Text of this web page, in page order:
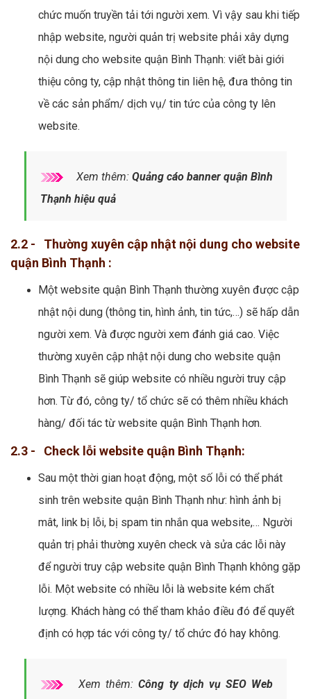
chức muốn truyền tải tới người xem. Vì vậy sau khi tiếp
nhập website, người quản trị website phải xây dựng
nội dung cho website quận Bình Thạnh: viết bài giới
thiệu công ty, cập nhật thông tin liên hệ, đưa thông tin
về các sản phẩm/ dịch vụ/ tin tức của công ty lên
website.
Xem thêm: Quảng cáo banner quận Bình
Thạnh hiệu quả
2.2 - Thường xuyên cập nhật nội dung cho website
quận Bình Thạnh :
Một website quận Bình Thạnh thường xuyên được cập
nhật nội dung (thông tin, hình ảnh, tin tức,…) sẽ hấp dẫn
người xem. Và được người xem đánh giá cao. Việc
thường xuyên cập nhật nội dung cho website quận
Bình Thạnh sẽ giúp website có nhiều người truy cập
hơn. Từ đó, công ty/ tổ chức sẽ có thêm nhiều khách
hàng/ đối tác từ website quận Bình Thạnh hơn.
2.3 - Check lỗi website quận Bình Thạnh:
Sau một thời gian hoạt động, một số lỗi có thể phát
sinh trên website quận Bình Thạnh như: hình ảnh bị
mât, link bị lỗi, bị spam tin nhắn qua website,… Người
quản trị phải thường xuyên check và sửa các lỗi này
để người truy cập website quận Bình Thạnh không gặp
lỗi. Một website có nhiều lỗi là website kém chất
lượng. Khách hàng có thể tham khảo điều đó để quyết
định có hợp tác với công ty/ tổ chức đó hay không.
Xem thêm:Công ty dịch vụ SEO Web